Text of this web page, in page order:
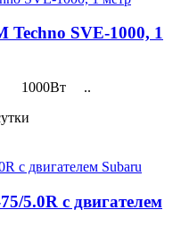
Techno SVE-1000, 1
1000Вт ..
5.0R с двигателем